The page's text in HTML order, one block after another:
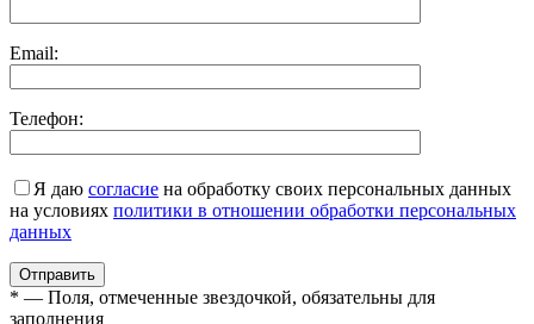
Email:
Телефон:
Я даю согласие на обработку своих персональных данных
на условиях политики в отношении обработки персональных
данных
* — Поля, отмеченные звездочкой, обязательны для
заполнения